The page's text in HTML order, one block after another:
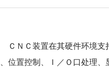
Ｃ装置在其硬件环境支持
位置控制、Ｉ／Ｏ口处理、